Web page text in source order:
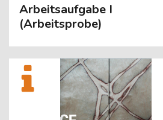
Arbeitsaufgabe I
(Arbeitsprobe)
[Cocoon] About (Text with Image)